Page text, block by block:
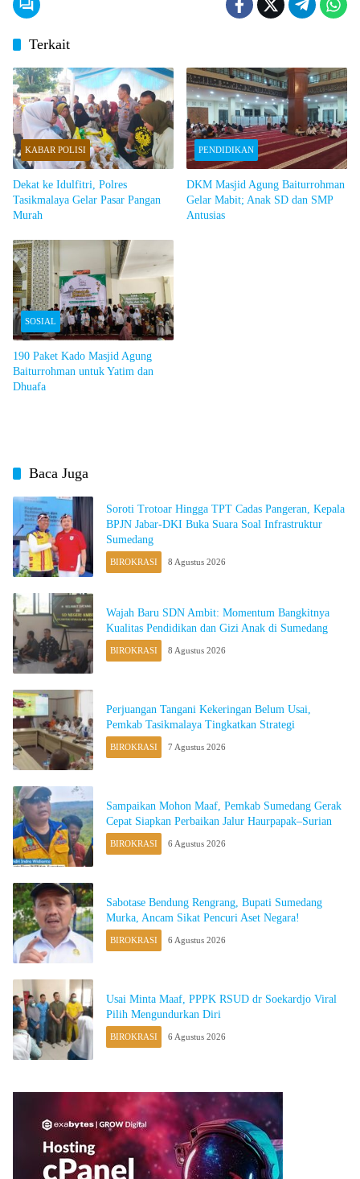
Terkait
KABAR POLISI
Dekat ke Idulfitri, Polres
Tasikmalaya Gelar Pasar Pangan
Murah
PENDIDIKAN
DKM Masjid Agung Baiturrohman
Gelar Mabit; Anak SD dan SMP
Antusias
SOSIAL
190 Paket Kado Masjid Agung
Baiturrohman untuk Yatim dan
Dhuafa
Baca Juga
Soroti Trotoar Hingga TPT Cadas Pangeran, Kepala
BPJN Jabar-DKI Buka Suara Soal Infrastruktur
Sumedang
BIROKRASI 8 Agustus 2026
Wajah Baru SDN Ambit: Momentum Bangkitnya
Kualitas Pendidikan dan Gizi Anak di Sumedang
BIROKRASI 8 Agustus 2026
Perjuangan Tangani Kekeringan Belum Usai,
Pemkab Tasikmalaya Tingkatkan Strategi
BIROKRASI 7 Agustus 2026
Sampaikan Mohon Maaf, Pemkab Sumedang Gerak
Cepat Siapkan Perbaikan Jalur Haurpapak–Surian
BIROKRASI 6 Agustus 2026
Sabotase Bendung Rengrang, Bupati Sumedang
Murka, Ancam Sikat Pencuri Aset Negara!
BIROKRASI 6 Agustus 2026
Usai Minta Maaf, PPPK RSUD dr Soekardjo Viral
Pilih Mengundurkan Diri
BIROKRASI 6 Agustus 2026